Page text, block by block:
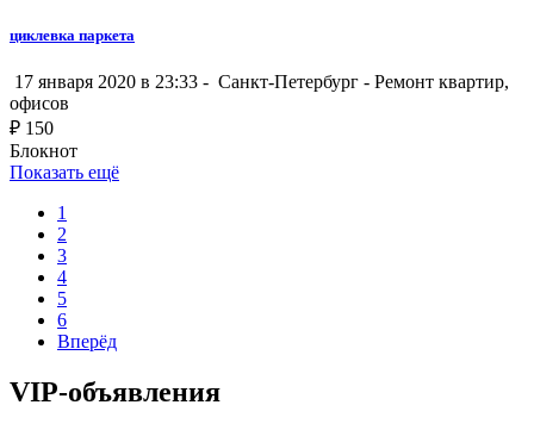
циклевка паркета
17 января 2020 в 23:33 - Санкт-Петербург - Ремонт квартир,
офисов
₽ 150
Блокнот
Показать ещё
1
2
3
4
5
6
Вперёд
VIP-объявления